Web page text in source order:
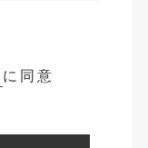
に同意